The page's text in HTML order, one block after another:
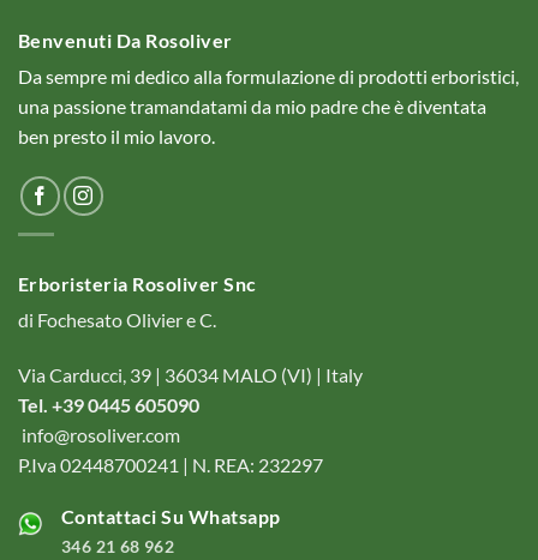
Benvenuti Da Rosoliver
Da sempre mi dedico alla formulazione di prodotti erboristici,
una passione tramandatami da mio padre che è diventata
ben presto il mio lavoro.
Erboristeria Rosoliver Snc
di Fochesato Olivier e C.
Via Carducci, 39 | 36034 MALO (VI) | Italy
Tel. +39 0445 605090
info@rosoliver.com
P.Iva 02448700241 | N. REA: 232297
Contattaci Su Whatsapp
346 21 68 962